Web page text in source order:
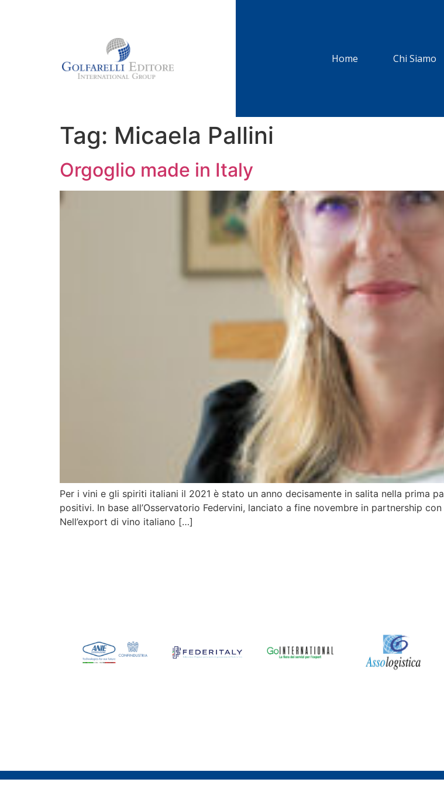
Home Chi Siamo
Tag: Micaela Pallini
Orgoglio made in Italy
Per i vini e gli spiriti italiani il 2021 è stato un anno decisamente in salita nella prima
positivi. In base all’Osservatorio Federvini, lanciato a fine novembre in partnership
Nell’export di vino italiano […]